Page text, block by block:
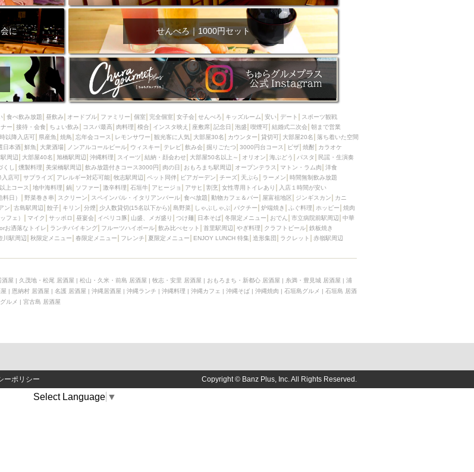
ペット同伴 ビアガーデン 天ぷら
時間無制飲み放題
串揚げ バレンタイン 立ち飲み 5000円以上コース 地中海料理
鍋
ヒージョ アサヒ 割烹 女性専用トイレあり
入店１時間が安い
ー ホルモン(もつ) 炭火焼 ペイディ（給料日）
野菜巻き串
ンバール 食べ放題 動物カフェ＆バー 屋富祖地区
ジンギスカン
辺 アジア・エスニック 熱燗 生け簀 獺祭 イタリアン
古島駅周辺
(15名以下から) しゃぶしゃぶ パクチー 炉端焼き
ふぐ料理
ビスビール ウェディング 58KACHA-SEA
バイキング（ビュッフェ）
リコ豚 山盛、メガ盛り つけ麺 日本そば 冬限定メニュー
おでん
き・もんじゃ オーガニック プレミアムフライデー
牛串焼き
ング フルーツハイボール 飲み比べセット 首里駅周辺
やぎ料理
特典 おばんざい チーズタッカルビ 奥武山公園駅周辺
小禄駅周辺
定メニュー フレンチ 夏限定メニュー ENJOY LUNCH 特集
造形集団
那覇空港駅周辺 儀保駅周辺
に せんべろ｜1000円セット
食べ飲み放題 昼飲み オードブル ファミリー 個室 完全個室 女子会 せんべろ キッズルーム 安い デート
スポーツ観戦
ー 接待・会食 ちょい飲み コスパ最高 肉料理 模合 インスタ映え 座敷席 記念日 泡盛 喫煙可 結婚式二次会 朝まで営業
以降入店可 県産魚 焼鳥 忘年会コース レモンサワー 観光客に人気 大部屋30名 カウンター 貸切可 大部屋20名
落ち着いた空間
日本酒 鮮魚 大衆酒場 ノンアルコールビール ウィスキー テレビ 飲み会 掘りごたつ 3000円台コース ピザ 焼酎
カラオケ
周辺 大部屋40名 旭橋駅周辺 沖縄料理 スイーツ 結納・顔会わせ 大部屋50名以上～ オリオン 海ぶどう パスタ
民謡・生演奏
くし 燻製料理 美栄橋駅周辺 飲み放題付きコース3000円 肉の日 おもろまち駅周辺 オープンテラス マトン・ラム肉
洋食
入店可 サプライズ アレルギー対応可能 牧志駅周辺 ペット同伴 ビアガーデン チーズ 天ぷら ラーメン
時間無制飲み放題
上コース 地中海料理 鍋 ソファー 激辛料理 石垣牛 アヒージョ アサヒ 割烹 女性専用トイレあり
入店１時間が安い
日） 野菜巻き串 スクリーン スペインバル・イタリアンバール 食べ放題 動物カフェ＆バー 屋富祖地区 ジンギスカン
カニ
ン 古島駅周辺 餃子 キリン 分煙 少人数貸切(15名以下から) 島野菜 しゃぶしゃぶ パクチー 炉端焼き ふぐ料理 ホッピー
焼肉
フェ） マイク サッポロ 昼宴会 イベリコ豚 山盛、メガ盛り つけ麺 日本そば 冬限定メニュー おでん 市立病院前駅周辺
中華
お洒落なトイレ ランチバイキング フルーツハイボール 飲み比べセット 首里駅周辺 やぎ料理 クラフトビール 鉄板焼き
川駅周辺 秋限定メニュー 春限定メニュー フレンチ 夏限定メニュー ENJOY LUNCH 特集 造形集団 ラクレット
赤嶺駅周辺
酒屋 | 久茂地・松尾 居酒屋 | 松山・久米・前島 居酒屋 | 牧志・安里 居酒屋 | おもろまち・新都心 居酒屋 | 糸満・豊見城 居酒屋 | 浦
| 恩納村 居酒屋 | 名護 居酒屋 | 沖縄居酒屋 | 沖縄ランチ | 沖縄料理 | 沖縄カフェ | 沖縄そば | 沖縄焼肉 | 石垣島グルメ | 石垣島 居酒
ルメ | 宮古島 居酒屋
ーポリシー Copyright © Banz Plus, Inc. All Rights Reserved.
Select Language ▼